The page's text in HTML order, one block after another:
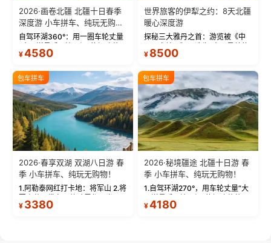
2026·画卷北疆 北疆十日春季
深度游 小车拼车、纯玩无购
物！
自驾环湖360°：用一圈车轮丈量
蓝。 赛湖旅拍：甄选多款风格服
绝美瞬间。 赛湖坦克300跟车视
频：专业摄影师...
¥4580
世界旅客的伊犁之约：8天北疆
暖心深度游
探秘三大雅丹之首：游览被《中
三大雅丹”第一名的克拉玛依魔鬼
瓦人最大村落——禾木村，欣赏
晨雾与小木...
¥ 8500
包车拼车
2026·春享双湖 双湖八日游 春
季 小车拼车、纯玩无购物！
1.阿勒泰网红打卡地：将军山 2.将
军山落日缆车，体验雪都风光 3.
将军山，夕阳派对，蹦迪party 4.
¥ 3380
包车拼车
2026·秘境疆途 北疆十日游 春
季 小车拼车、纯玩无购物！
1.自驾环湖270°，用车轮丈量“大
西洋最后一滴眼泪”的极致蔚蓝，
让雪山、花海与深邃湖水在转弯
¥4180